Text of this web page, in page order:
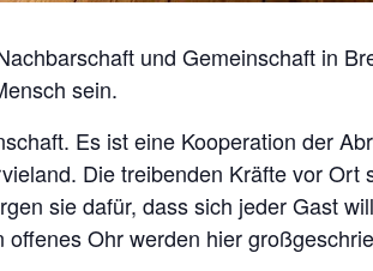
und Gemeinschaft in
sein.
Es ist eine Kooperation der
Die treibenden Kräfte vor Ort
sie dafür, dass sich jeder Gast
Ohr werden hier